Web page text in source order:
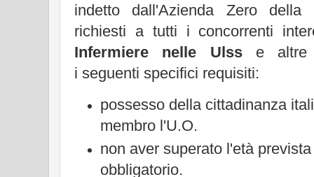
indetto dall'Azienda Zero della
richiesti a tutti i concorrenti
Infermiere nelle Ulsse altre
i seguenti specifici requisiti:
possesso della cittadinanza
membro l'U.O.
non aver superato l'età
obbligatorio.